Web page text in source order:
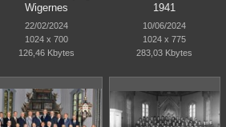
Wigernes
22/02/2024
1024 x 700
126,46 Kbytes
1941
10/06/2024
1024 x 775
283,03 Kbytes